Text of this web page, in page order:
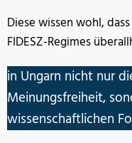
Diese wissen wohl,
FIDESZ-Regimes
in Ungarn nicht nur
Meinungsfreiheit,
wissenschaftlichen